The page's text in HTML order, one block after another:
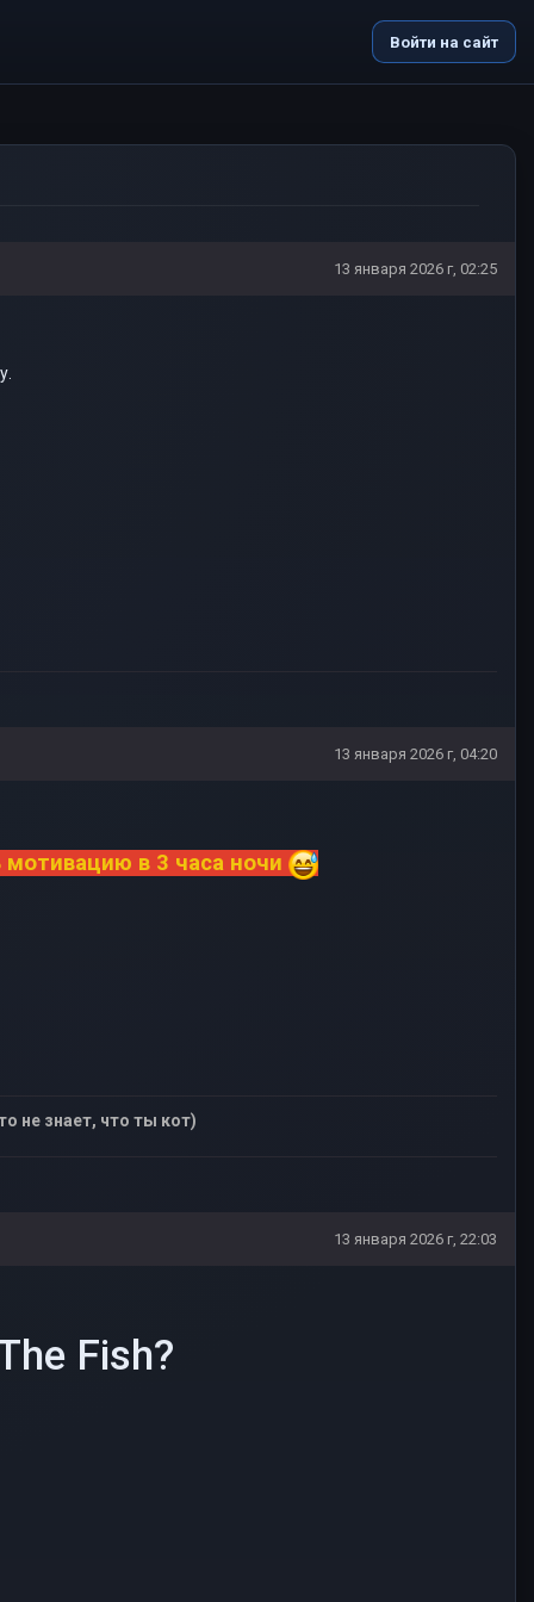
Войти на сайт
13 января 2026 г, 02:25
13 января 2026 г, 04:20
в 3 часа ночи
не знает, что ты кот)
13 января 2026 г, 22:03
Fish?